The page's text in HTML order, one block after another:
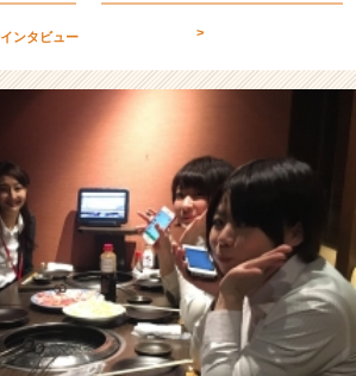
テ
ィ
の
ラ
イ
ン】
|
ベ
ン
チ
ャ
インタビュー >